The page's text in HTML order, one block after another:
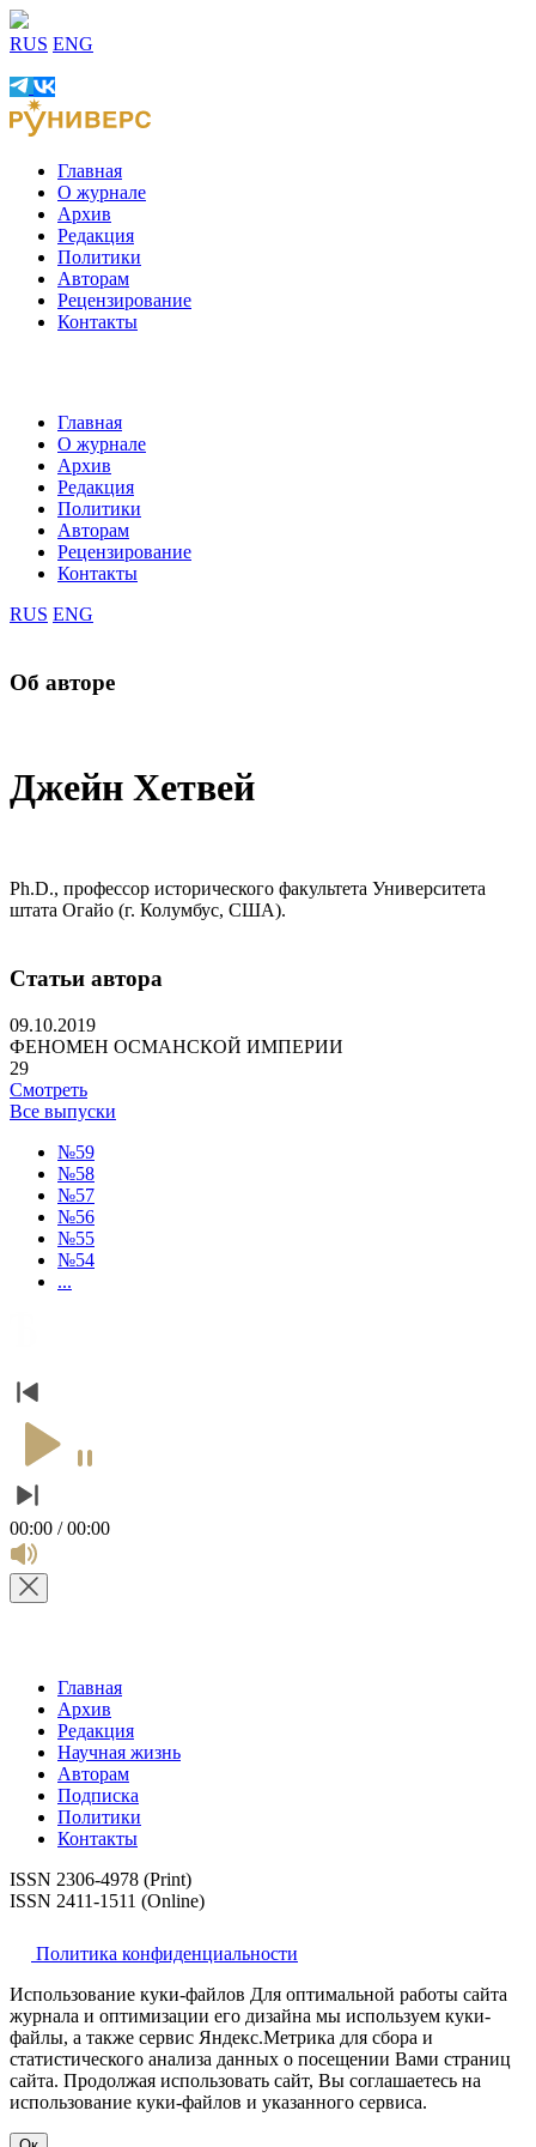
RUS ENG
Главная
О журнале
Архив
Редакция
Политики
Авторам
Рецензирование
Контакты
Главная
О журнале
Архив
Редакция
Политики
Авторам
Рецензирование
Контакты
RUS ENG
Об авторе
Джейн Хетвей
Ph.D., профессор исторического факультета Университета
штата Огайо (г. Колумбус, США).
Статьи автора
09.10.2019
ФЕНОМЕН ОСМАНСКОЙ ИМПЕРИИ
29
Смотреть
Все выпуски
№59
№58
№57
№56
№55
№54
...
00:00 / 00:00
Главная
Архив
Редакция
Научная жизнь
Авторам
Подписка
Политики
Контакты
ISSN 2306-4978 (Print)
ISSN 2411-1511 (Online)
Политика конфиденциальности
Использование куки-файлов Для оптимальной работы сайта
журнала и оптимизации его дизайна мы используем куки-
файлы, а также сервис Яндекс.Метрика для сбора и
статистического анализа данных о посещении Вами страниц
сайта. Продолжая использовать сайт, Вы соглашаетесь на
использование куки-файлов и указанного сервиса.